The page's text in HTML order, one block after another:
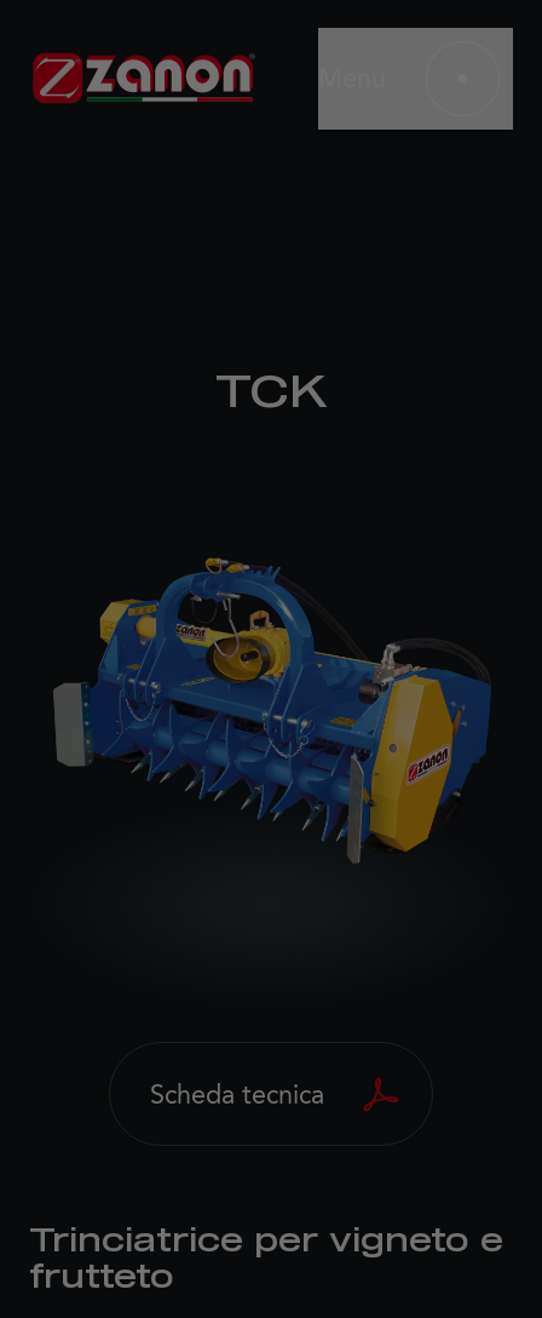
TCK
Trinciatrice per vigneto e
frutteto
Scheda tecnica